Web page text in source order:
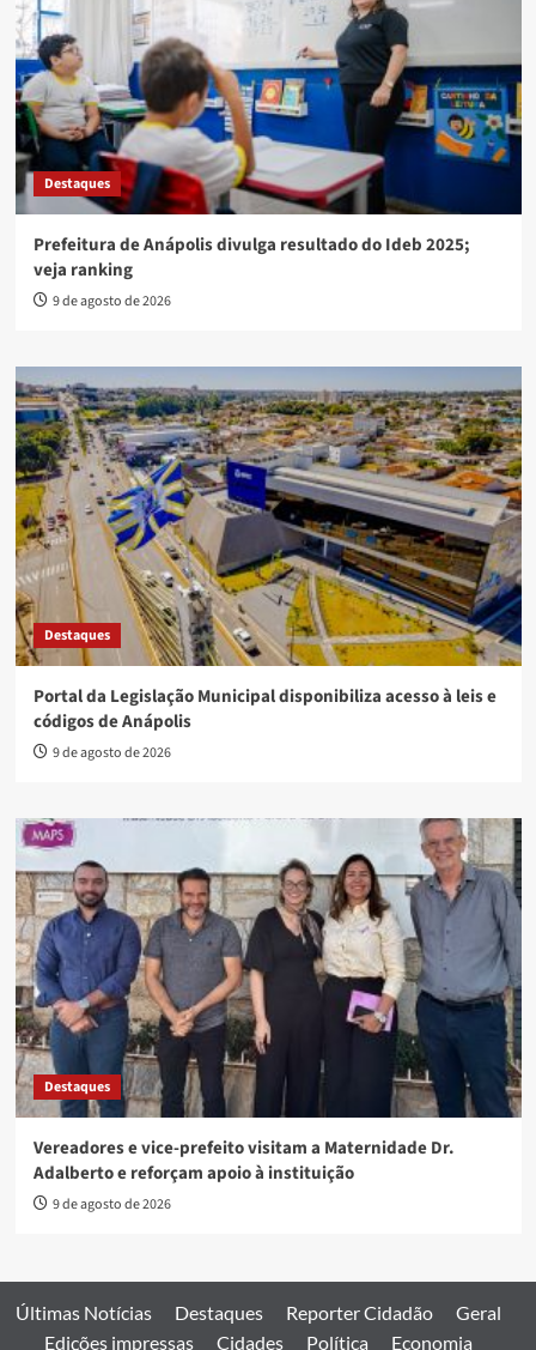
Destaques
Prefeitura de Anápolis divulga resultado do Ideb 2025;
veja ranking
9 de agosto de 2026
Destaques
Portal da Legislação Municipal disponibiliza acesso à leis e
códigos de Anápolis
9 de agosto de 2026
Destaques
Vereadores e vice-prefeito visitam a Maternidade Dr.
Adalberto e reforçam apoio à instituição
9 de agosto de 2026
Últimas Notícias Destaques Reporter Cidadão
Geral
Edições impressas
Cidades Política Economia